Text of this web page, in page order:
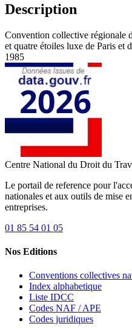
Description
Convention collective régionale
et quatre étoiles luxe de Paris et
1985
Centre National du Droit du
Le portail de reference pour
nationales et aux outils de mise
entreprises.
01 85 54 01 05
Nos Editions
Conventions collectives
Index alphabetique
Liste IDCC
Codes NAF / APE
Codes juridiques